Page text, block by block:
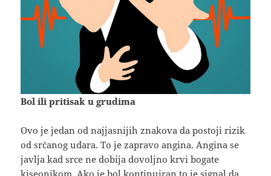
Bol ili pritisak u grudima
Ovo je jedan od najjasnijih znakova da postoji rizik
od srčanog udara. To je zapravo angina. Angina se
javlja kad srce ne dobija dovoljno krvi bogate
kiseonikom. Ako je bol kontinuiran to je signal da